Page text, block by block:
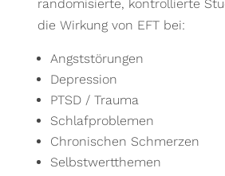
randomisierte, kontrollierte
die Wirkung von EFT bei:
Angststörungen
Depression
PTSD / Trauma
Schlafproblemen
Chronischen Schmerzen
Selbstwertthemen